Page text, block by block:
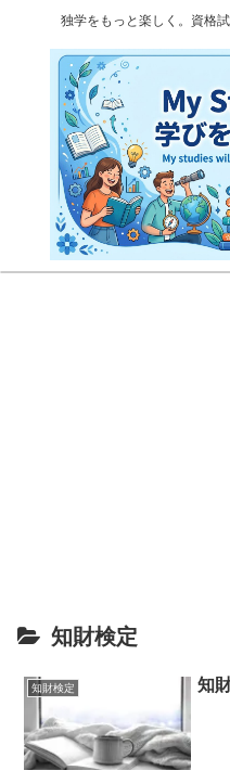
独学をもっと楽しく。資格
知財検定
知財検定 知